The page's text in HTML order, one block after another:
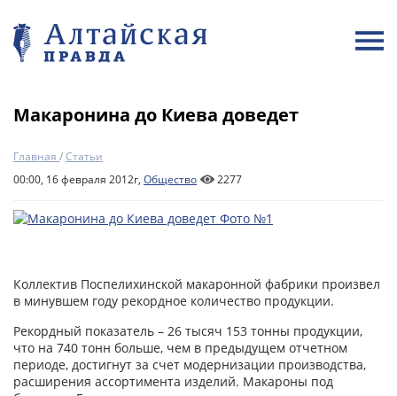
Макаронина до Киева доведет
Главная /Статьи
00:00, 16 февраля 2012г, Общество 2277
Коллектив Поспелихинской макаронной фабрики произвел
в минувшем году рекордное количество продукции.
Рекордный показатель – 26 тысяч 153 тонны продукции,
что на 740 тонн больше, чем в предыдущем отчетном
периоде, достигнут за счет модернизации производства,
расширения ассортимента изделий. Макароны под